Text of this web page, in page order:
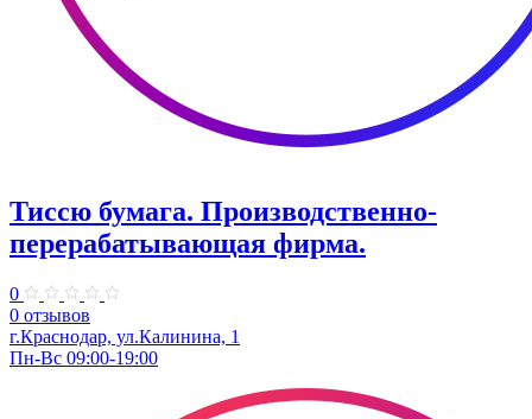
Тиссю бумага. Производственно-
перерабатывающая фирма.
0
0 отзывов
г.Краснодар, ул.Калинина, 1
Пн-Вс 09:00-19:00